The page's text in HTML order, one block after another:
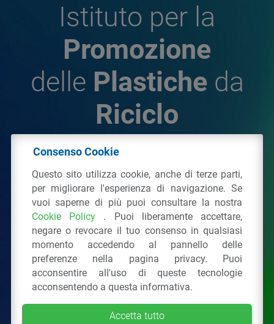
Istituto per la
Promozione
delle Plastiche da
Riciclo
Plastiche da Riciclo
C.F. 97381090154
Via San Vittore 36 20123Milano (MI)
Tel.: 02 43928225.
Tutti i diritti riservati Privacy Policy &Cookie
Consenso Cookie
Questo sito utilizza cookie, anche di terze parti,
per migliorare l'esperienza di navigazione. Se
vuoi saperne di più puoi consultare la nostra
Cookie Policy . Puoi liberamente accettare,
negare o revocare il tuo consenso in qualsiasi
momento accedendo al pannello delle
preferenze nella pagina privacy. Puoi
acconsentire all'uso di queste tecnologie
acconsentendo a questa informativa.
Accetta tutto